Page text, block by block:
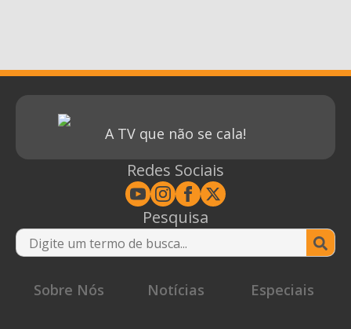
A TV que não se cala!
Redes Sociais
Pesquisa
Sobre Nós
Notícias Especiais